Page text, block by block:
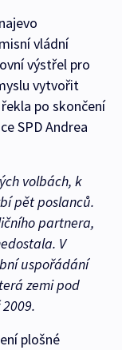
vládní
výstřel pro
vytvořit
po skončení
SPD Andrea
volbách, k
pět poslanců.
partnera,
V
uspořádání
zemi pod
plošné